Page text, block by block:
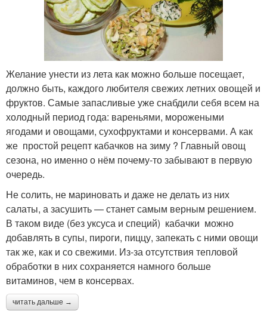
Желание унести из лета как можно больше посещает,
должно быть, каждого любителя свежих летних овощей и
фруктов. Самые запасливые уже снабдили себя всем на
холодный период года: вареньями, морожеными
ягодами и овощами, сухофруктами и консервами. А как
же простой рецепт кабачков на зиму ? Главный овощ
сезона, но именно о нём почему-то забывают в первую
очередь.
Не солить, не мариновать и даже не делать из них
салаты, а засушить — станет самым верным решением.
В таком виде (без уксуса и специй) кабачки можно
добавлять в супы, пироги, пиццу, запекать с ними овощи
так же, как и со свежими. Из-за отсутствия тепловой
обработки в них сохраняется намного больше
витаминов, чем в консервах.
читать дальше →